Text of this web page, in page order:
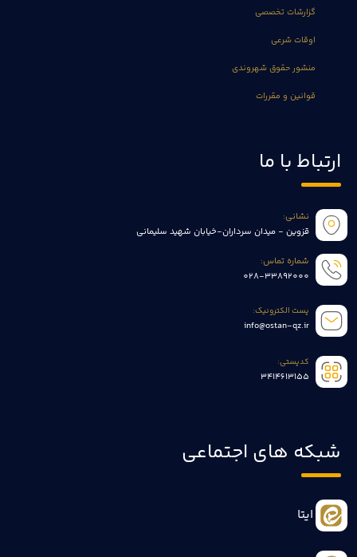
گزارشات تخصصی
اوقات شرعی
منشور حقوق شهروندی
قوانین و مقررات
ارتباط با ما
نشانی:
قزوین - میدان سرداران-خیابان شهید سلیمانی
شماره تماس:
028-33892000
پست الکترونیک:
info@ostan-qz.ir
کدپستی:
3414613155
شبکه های اجتماعی
ایتا